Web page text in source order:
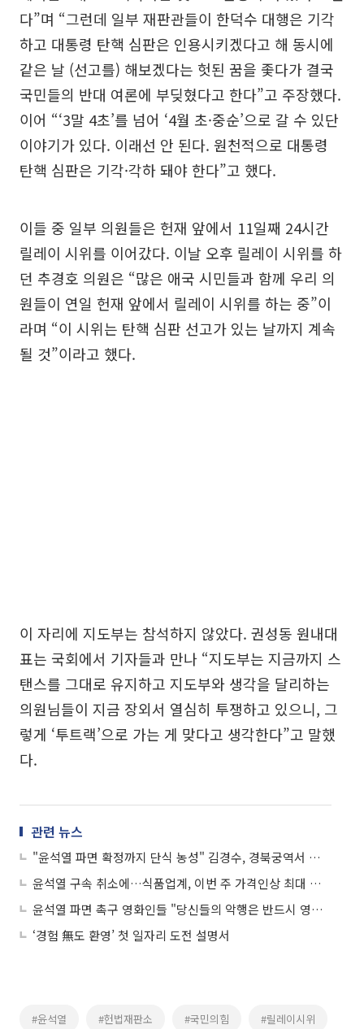
다”며 “그런데 일부 재판관들이 한덕수 대행은 기각
하고 대통령 탄핵 심판은 인용시키겠다고 해 동시에
같은 날 (선고를) 해보겠다는 헛된 꿈을 좇다가 결국
국민들의 반대 여론에 부딪혔다고 한다”고 주장했다.
이어 “‘3말 4초’를 넘어 ‘4월 초·중순’으로 갈 수 있단
이야기가 있다. 이래선 안 된다. 원천적으로 대통령
탄핵 심판은 기각·각하 돼야 한다”고 했다.
이들 중 일부 의원들은 헌재 앞에서 11일째 24시간
릴레이 시위를 이어갔다. 이날 오후 릴레이 시위를 하
던 추경호 의원은 “많은 애국 시민들과 함께 우리 의
원들이 연일 헌재 앞에서 릴레이 시위를 하는 중”이
라며 “이 시위는 탄핵 심판 선고가 있는 날까지 계속
될 것”이라고 했다.
이 자리에 지도부는 참석하지 않았다. 권성동 원내대
표는 국회에서 기자들과 만나 “지도부는 지금까지 스
탠스를 그대로 유지하고 지도부와 생각을 달리하는
의원님들이 지금 장외서 열심히 투쟁하고 있으니, 그
렇게 ‘투트랙’으로 가는 게 맞다고 생각한다”고 말했
다.
관련 뉴스
"윤석열 파면 확정까지 단식 농성" 김경수, 경북궁역서 탄핵 촉구
윤석열 구속 취소에…식품업계, 이번 주 가격인상 최대 분수령
윤석열 파면 촉구 영화인들 "당신들의 악행은 반드시 영화가 될 것"
‘경험 無도 환영’ 첫 일자리 도전 설명서
#윤석열 #헌법재판소 #국민의힘 #릴레이시위